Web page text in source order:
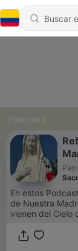
Podcasts
En estos
de Nuestra
vienen del Cielo